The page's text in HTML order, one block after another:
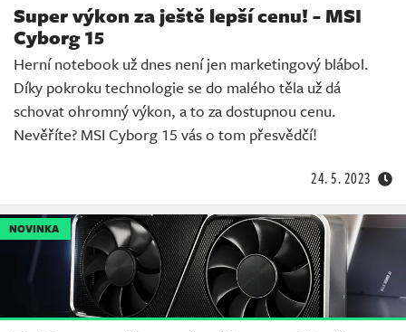
Super výkon za ještě lepší cenu! - MSI
Cyborg 15
Herní notebook už dnes není jen marketingový blábol.
Díky pokroku technologie se do malého těla už dá
schovat ohromný výkon, a to za dostupnou cenu.
Nevěříte? MSI Cyborg 15 vás o tom přesvědčí!
24. 5. 2023
NOVINKA